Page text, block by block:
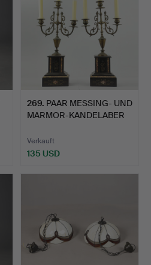
269. PAAR MESSING- UND
MARMOR-KANDELABER
Verkauft
135 USD